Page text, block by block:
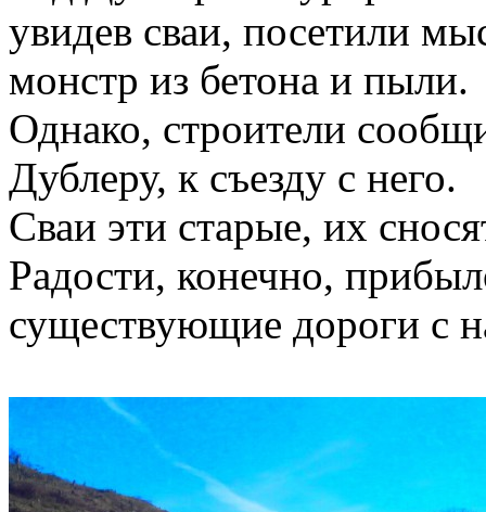
увидев сваи, посетили
монстр из бетона и пыли.
Однако, строители
Дублеру, к съезду с него.
Сваи эти старые, их
Радости, конечно,
существующие дороги с